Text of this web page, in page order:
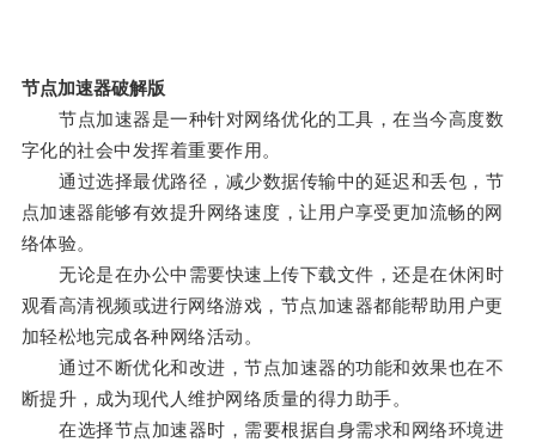
节点加速器破解版
节点加速器是一种针对网络优化的工具，在当今高度数
字化的社会中发挥着重要作用。
通过选择最优路径，减少数据传输中的延迟和丢包，节
点加速器能够有效提升网络速度，让用户享受更加流畅的网
络体验。
无论是在办公中需要快速上传下载文件，还是在休闲时
观看高清视频或进行网络游戏，节点加速器都能帮助用户更
加轻松地完成各种网络活动。
通过不断优化和改进，节点加速器的功能和效果也在不
断提升，成为现代人维护网络质量的得力助手。
在选择节点加速器时，需要根据自身需求和网络环境进